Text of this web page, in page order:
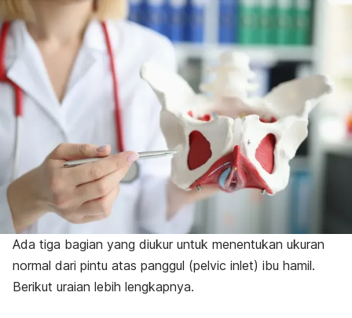
Ada tiga bagian yang diukur untuk menentukan ukuran
normal dari pintu atas panggul (pelvic inlet) ibu hamil.
Berikut uraian lebih lengkapnya.